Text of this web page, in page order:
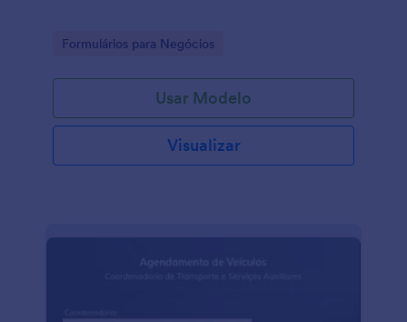
Go to Category:
Formulários para Negócios
Usar Modelo
Visualizar